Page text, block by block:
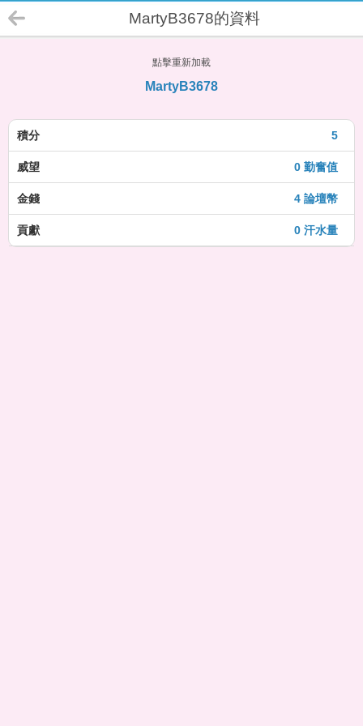
MartyB3678的資料
點擊重新加載
MartyB3678
5
積分
0 勤奮值
威望
4 論壇幣
金錢
0 汗水量
貢獻